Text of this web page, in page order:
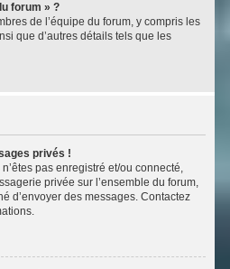
forum » ?
de l’équipe du forum, y compris les
que d’autres détails tels que les
privés !
pas enregistré et/ou connecté,
privée sur l’ensemble du forum,
d’envoyer des messages. Contactez